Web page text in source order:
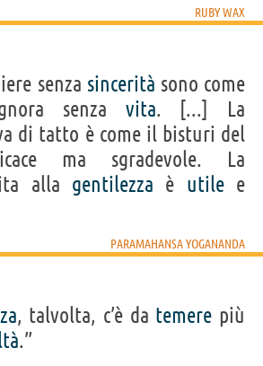
RUBY WAX
senza sincerità sono come
senza vita. [...] La
di tatto è come il bisturi del
ma sgradevole. La
alla gentilezza è utilee
PARAMAHANSA YOGANANDA
, talvolta, c’è da temere più
.”